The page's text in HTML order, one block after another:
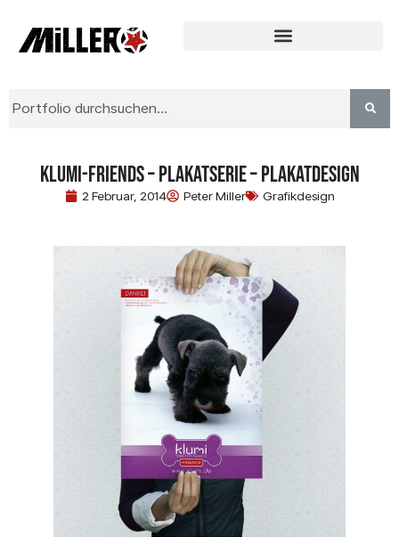
Klumi-Friends – Plakatserie – Plakatdesign
2 Februar, 2014 Peter Miller Grafikdesign